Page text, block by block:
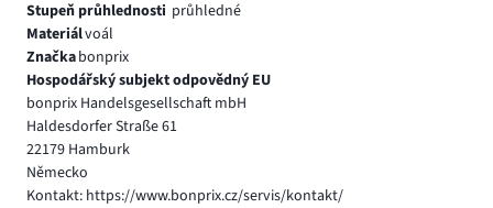
Stupeň průhlednosti průhledné
Materiálvoál
Značkabonprix
Hospodářský subjekt odpovědný EU
bonprix Handelsgesellschaft mbH
Haldesdorfer Straße 61
22179 Hamburk
Německo
Kontakt: https://www.bonprix.cz/servis/kontakt/